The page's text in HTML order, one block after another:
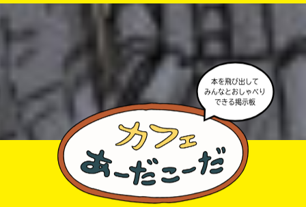
・ポプラ社の宣伝物で紹介させてもらうことがある
・かき終えたら、人を傷つけていたり、個人情報をか
きこんでいたり、字がまちがっていたりしないか、読
みなおしてみてね。
本を飛び出して
みんなとおしゃべり
できる掲示板